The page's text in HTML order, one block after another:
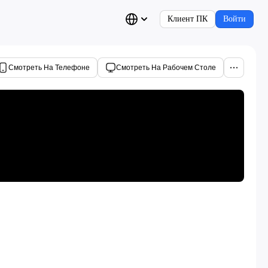
Клиент ПК Войти
Смотреть На Телефоне Смотреть На Рабочем Столе